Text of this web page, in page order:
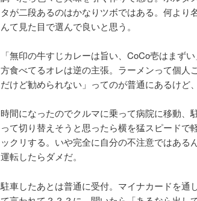
タが二段あるのはかなりツボではある。何より
んて見た目で選んで良いと思う。
「無印の牛すじカレーは旨い、CoCo壱はまず
方食べてるオレは逆の主張。ラーメンって個人
だけど勧められない」ってのが普通にあるけど
時間になったのでクルマに乗って病院に移動、
って切り替えそうと思ったら横を猛スピードで
ックリする。いや完全に自分の不注意ではある
運転したらダメだ。
駐車したあとは普通に受付。マイナカードを通